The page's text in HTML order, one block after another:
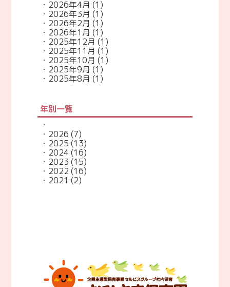
2026年4月 (1)
2026年3月 (1)
2026年2月 (1)
2026年1月 (1)
2025年12月 (1)
2025年11月 (1)
2025年10月 (1)
2025年9月 (1)
2025年8月 (1)
年別一覧
2026 (7)
2025 (13)
2024 (16)
2023 (15)
2022 (16)
2021 (2)